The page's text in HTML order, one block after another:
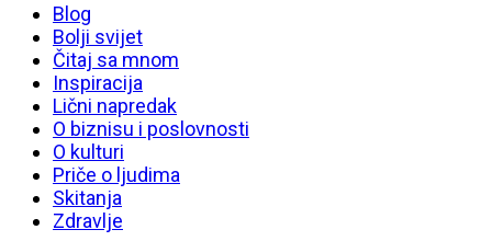
Blog
Bolji svijet
Čitaj sa mnom
Inspiracija
Lični napredak
O biznisu i poslovnosti
O kulturi
Priče o ljudima
Skitanja
Zdravlje